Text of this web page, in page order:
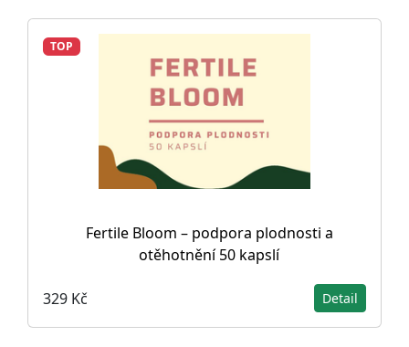
TOP
Fertile Bloom – podpora plodnosti a
otěhotnění 50 kapslí
329 Kč Detail